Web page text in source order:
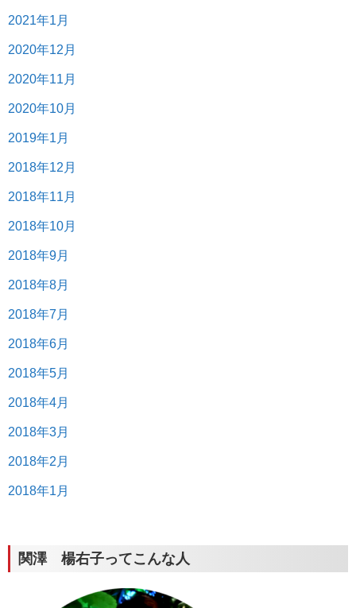
2021年1月
2020年12月
2020年11月
2020年10月
2019年1月
2018年12月
2018年11月
2018年10月
2018年9月
2018年8月
2018年7月
2018年6月
2018年5月
2018年4月
2018年3月
2018年2月
2018年1月
関澤 楊右子ってこんな人